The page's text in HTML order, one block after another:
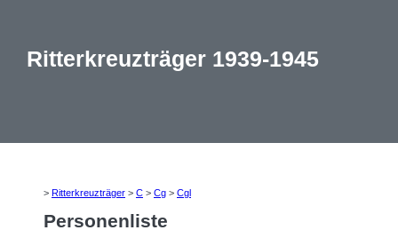
Ritterkreuzträger 1939-1945
> Ritterkreuzträger > C > Cg > Cgl
Personenliste